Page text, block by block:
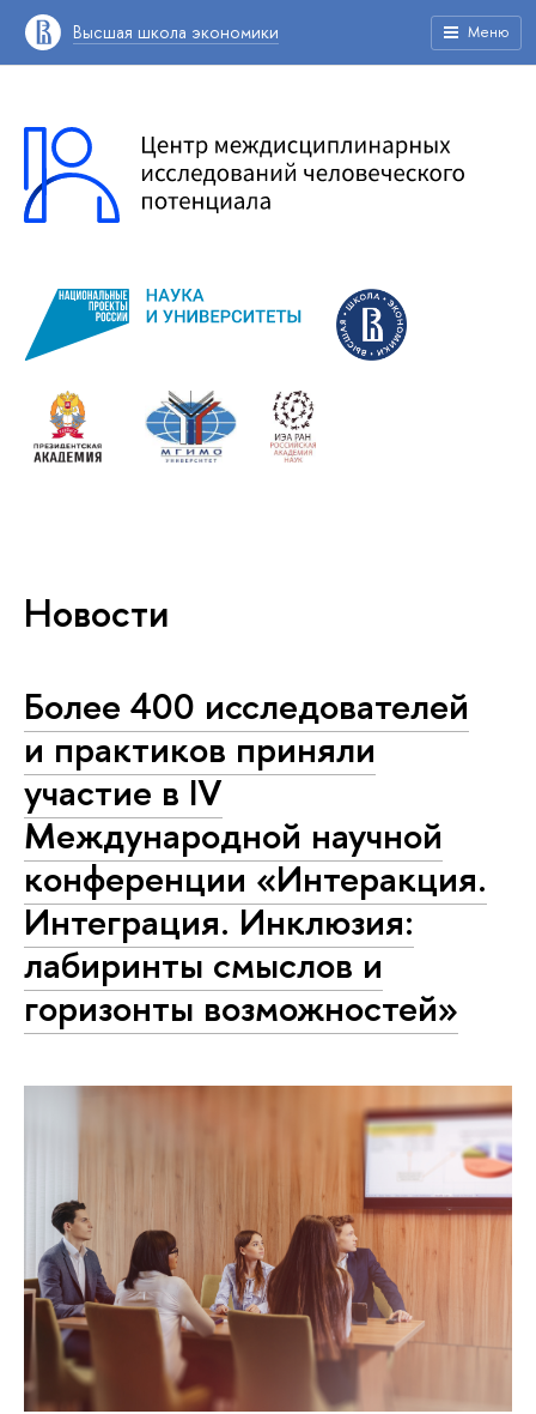
Высшая школа экономики Меню
Новости
Более 400 исследователей
и практиков приняли
участие в IV
Международной научной
конференции «Интеракция.
Интеграция. Инклюзия:
лабиринты смыслов и
горизонты возможностей»